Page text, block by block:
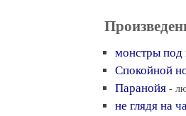
монстры под
Спокойной
Паранойя -
не глядя на